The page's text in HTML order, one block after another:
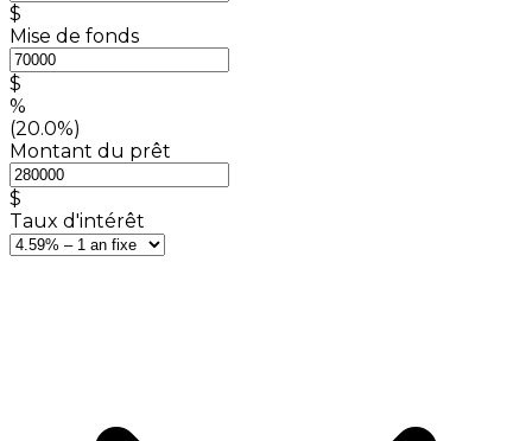
$
Mise de fonds
$
%
(20.0%)
Montant du prêt
$
Taux d'intérêt